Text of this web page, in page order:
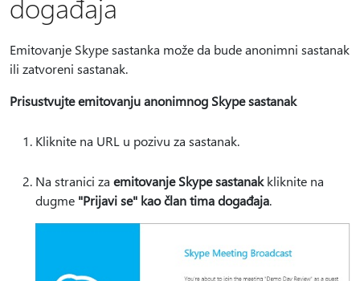
događaja
Emitovanje Skype sastanka može da bude anonimni sastanak
ili zatvoreni sastanak.
Prisustvujte emitovanju anonimnog Skype sastanak
Kliknite na URL u pozivu za sastanak.
Na stranici za emitovanje Skype sastanakkliknite na
dugme "Prijavi se" kao član tima događaja.